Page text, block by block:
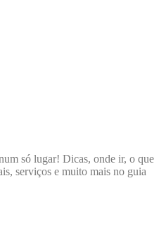
só lugar! Dicas, onde ir, o que
serviços e muito mais no guia